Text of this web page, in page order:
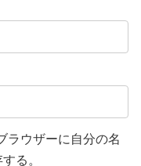
ラウザーに自分の名
る。